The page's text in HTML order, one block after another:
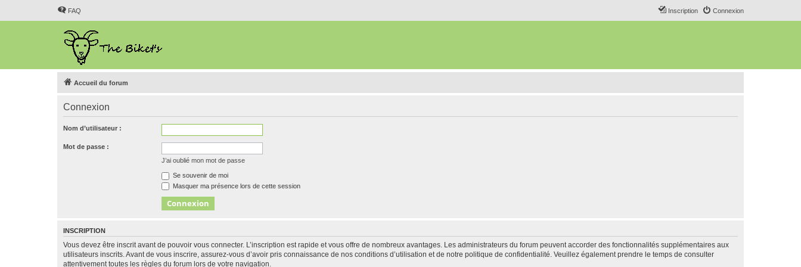
FAQ Connexion
Inscription
Accueil du forum
Connexion
Nom d’utilisateur :
Mot de passe :
J’ai oublié mon mot de passe
Se souvenir de moi
Masquer ma présence lors de cette session
INSCRIPTION
Vous devez être inscrit avant de pouvoir vous connecter. L’inscription est rapide et vous offre de nombreux avantages. Les administrateurs du forum peuvent accorder des fonctionnalités supplémentaires aux
utilisateurs inscrits. Avant de vous inscrire, assurez-vous d’avoir pris connaissance de nos conditions d’utilisation et de notre politique de confidentialité. Veuillez également prendre le temps de consulter
attentivement toutes les règles du forum lors de votre navigation.